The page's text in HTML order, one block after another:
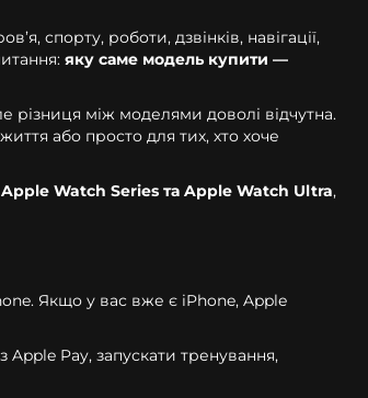
спорту, роботи, дзвінків, навігації,
яку саме модель купити —
між моделями доволі відчутна.
або просто для тих, хто хоче
Watch Series та Apple Watch Ultra,
Якщо у вас вже є iPhone, Apple
Pay, запускати тренування,